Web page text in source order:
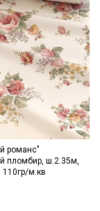
романс"
пломбир, ш.2.35м,
110гр/м.кв